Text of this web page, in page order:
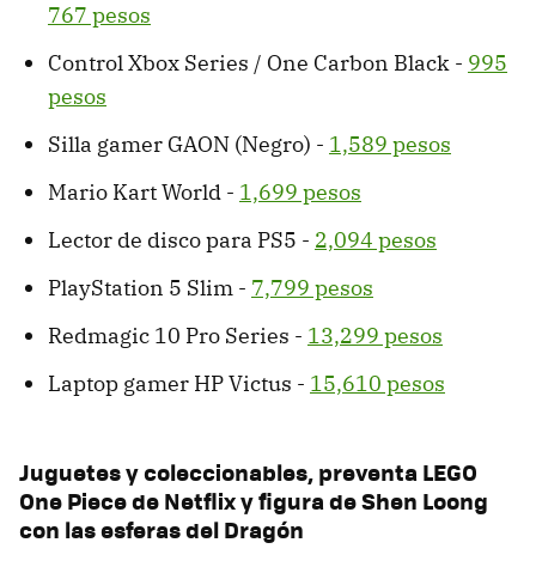
767 pesos
Control Xbox Series / One Carbon Black - 995
pesos
Silla gamer GAON (Negro) - 1,589 pesos
Mario Kart World - 1,699 pesos
Lector de disco para PS5 - 2,094 pesos
PlayStation 5 Slim - 7,799 pesos
Redmagic 10 Pro Series - 13,299 pesos
Laptop gamer HP Victus - 15,610 pesos
Juguetes y coleccionables, preventa LEGO
One Piece de Netflix y figura de Shen Loong
con las esferas del Dragón